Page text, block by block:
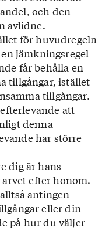
och den
avlidne.
för huvudregeln
jämkningsregel
får behålla en
tillgångar, istället
tillgångar.
att
denna
har större
dig är hans
efter honom.
antingen
eller din
på hur du väljer